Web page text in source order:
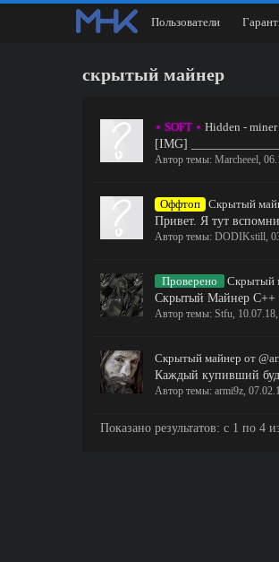
скрытый майнер
⋆ SOFT ⋆ Hidden -
[IMG]
Автор темы: Marcheeel,
Оффтоп Скрытый
Привет. Я тут
Автор темы: DODIKstill,
Проверено
Скрытый
Скрытый Майнер C++
Автор темы: Stfu, 10.07.18
Скрытый майнер от
Каждый купивший
Автор темы: armi9z,
Показано результатов: с 1 по 4
Пользователи